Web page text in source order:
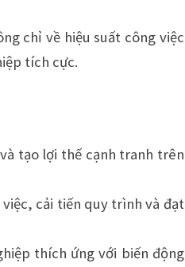
chỉ về hiệu suất công việc
tích cực.
tạo lợi thế cạnh tranh trên
cải tiến quy trình và đạt
thích ứng với biến động